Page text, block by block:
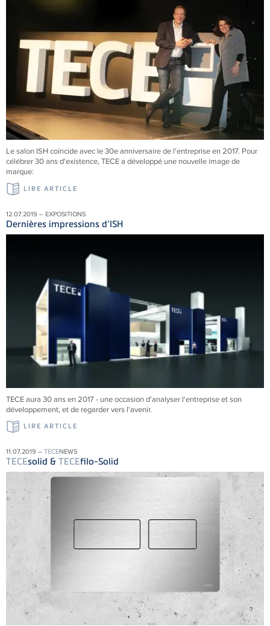
Le salon ISH coïncide avec le 30e anniversaire de l'entreprise en 2017. Pour
célébrer 30 ans d'existence, TECE a développé une nouvelle image de
marque:
LIRE ARTICLE
12.07.2019 – EXPOSITIONS
Dernières impressions d’ISH
TECE aura 30 ans en 2017 - une occasion d'analyser l'entreprise et son
développement, et de regarder vers l'avenir.
LIRE ARTICLE
11.07.2019 – TECENEWS
TECEsolid & TECEfilo-Solid